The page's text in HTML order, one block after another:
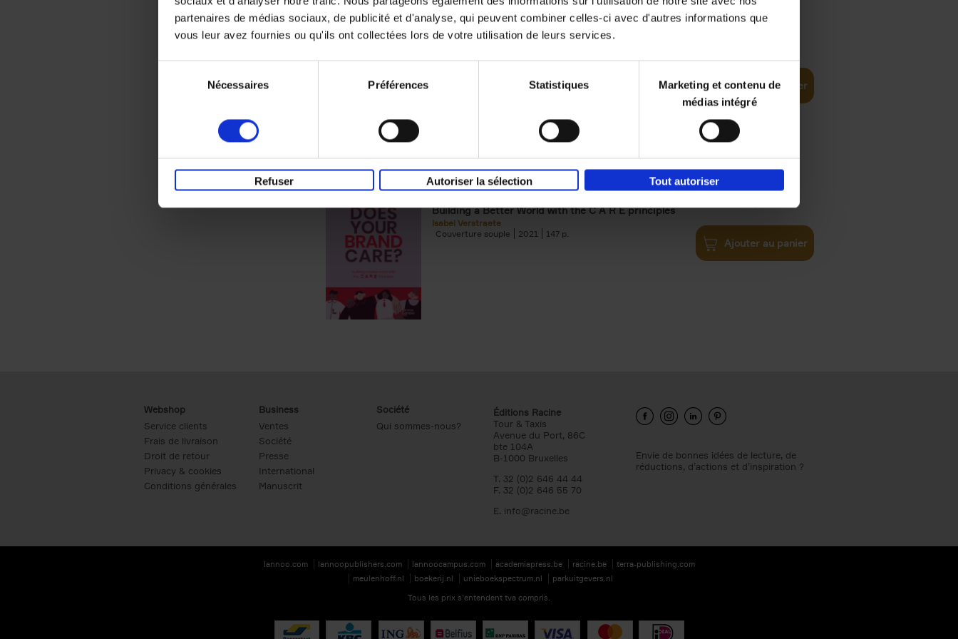
partenaires de médias sociaux, de publicité et d'analyse, qui peuvent combiner celles-ci avec d'autres informations que
vous leur avez fournies ou qu'ils ont collectées lors de votre utilisation de leurs services.
Nécessaires Préférences Statistiques
Marketing et contenu de
médias intégré
Refuser Autoriser la sélection Tout autoriser
Building Bonds = Building Business
Ajouter au panier
Does Your Brand Care?
Building a Better World with the C A R E principles
Isabel Verstraete
Couverture souple
2021 147
€34,99
Ajouter au panier
Webshop
Service clients
Frais de livraison
Droit de retour
Privacy & cookies
Conditions générales
Business
Ventes
Société
Presse
International
Manuscrit
Société
Qui sommes-nous?
Éditions Racine
Tour & Taxis
Avenue du Port, 86C
bte 104A
B-1000 Bruxelles
T. 32 (0)2 646 44 44
F. 32 (0)2 646 55 70
E. info@racine.be
Envie de bonnes idées de lecture, de
réductions, d’actions et d’inspiration ?
lannoo.com lannoopublishers.com lannoocampus.com academiapress.be racine.be
terra-publishing.com
meulenhoff.nl
boekerij.nl unieboekspectrum.nl
parkuitgevers.nl
Tous les prix s’entendent tva compris.